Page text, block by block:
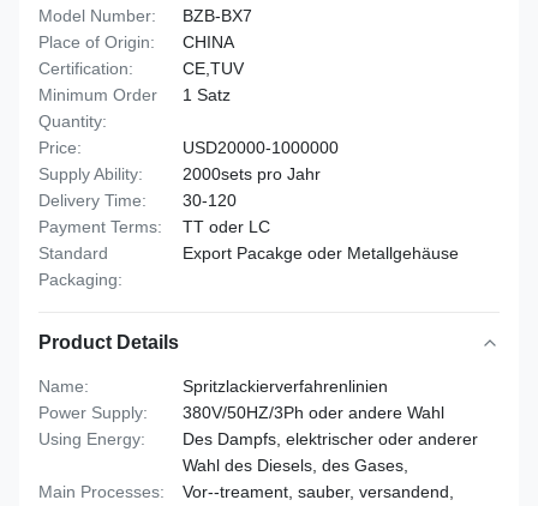
Model Number:
BZB-BX7
Place of Origin:
CHINA
Certification:
CE,TUV
Minimum Order
Quantity:
1 Satz
Price:
USD20000-1000000
Supply Ability:
2000sets pro Jahr
Delivery Time:
30-120
Payment Terms:
TT oder LC
Standard
Packaging:
Export Pacakge oder Metallgehäuse
Product Details
Name:
Spritzlackierverfahrenlinien
Power Supply:
380V/50HZ/3Ph oder andere Wahl
Using Energy:
Des Dampfs, elektrischer oder anderer
Wahl des Diesels, des Gases,
Main Processes:
Vor--treament, sauber, versandend,